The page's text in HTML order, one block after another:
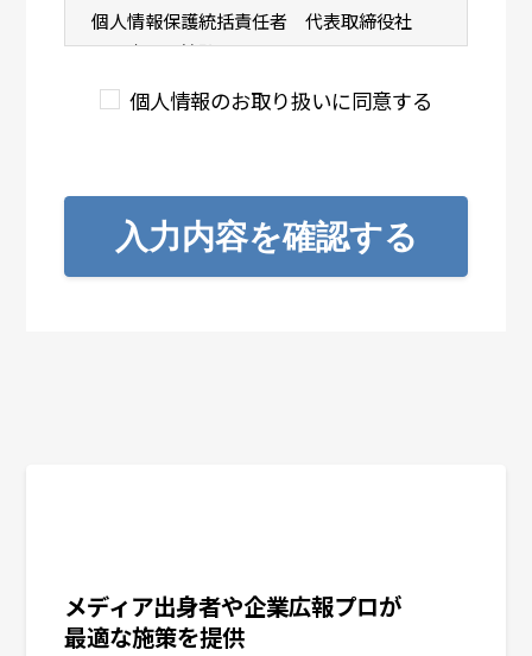
個人情報保護統括責任者 代表取締役社
長 中尾 敏弘
個人情報の利用目的
個人情報の第三者提供について
は削除、利用の停止に応じます。下記のお
問い合せ窓口までお申し出下さい。
個人情報のお取り扱いに同意する
入力内容を確認する
メディア出身者や企業広報プロが
最適な施策を提供